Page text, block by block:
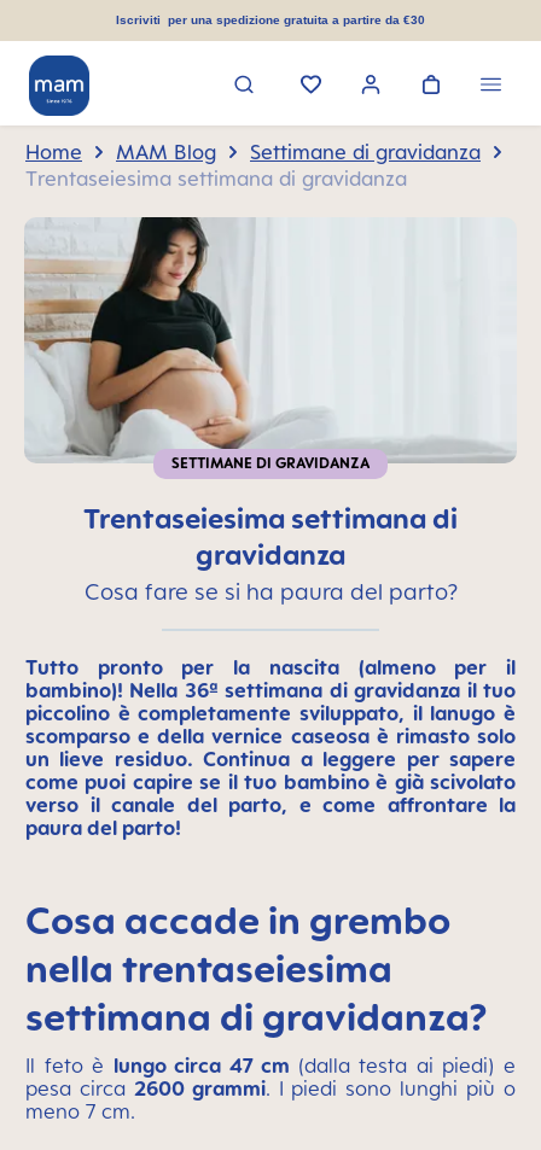
principaleIscriviti per una spedizione gratuita a partire da €30
Home MAM Blog
Settimane di gravidanza
Trentaseiesima settimana di gravidanza
SETTIMANE DI GRAVIDANZA
Trentaseiesima settimana di
gravidanza
Cosa fare se si ha paura del parto?
Tutto pronto per la nascita (almeno per il
bambino)! Nella 36ª settimana di gravidanza il tuo
piccolino è completamente sviluppato, il lanugo è
scomparso e della vernice caseosa è rimasto solo
un lieve residuo. Continua a leggere per sapere
come puoi capire se il tuo bambino è già scivolato
verso il canale del parto, e come affrontare la
paura del parto!
Cosa accade in grembo
nella trentaseiesima
settimana di gravidanza?
Il feto è lungo circa 47 cm (dalla testa ai piedi) e
pesa circa 2600 grammi. I piedi sono lunghi più o
meno 7 cm.